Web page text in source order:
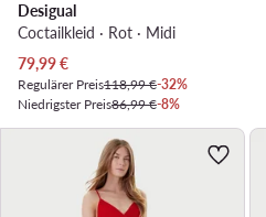
Desigual
Coctailkleid · Rot · Midi
Aktueller Preis
79,99€
Regulärer Preis118,99 €-32%
Niedrigster Preis86,99 €-8%